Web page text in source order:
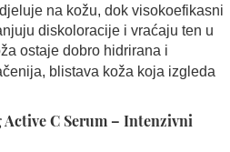
na kožu, dok visokoefikasni
diskoloracije i vraćaju ten u
ostaje dobro hidrirana i
blistava koža koja izgleda
C Serum – Intenzivni